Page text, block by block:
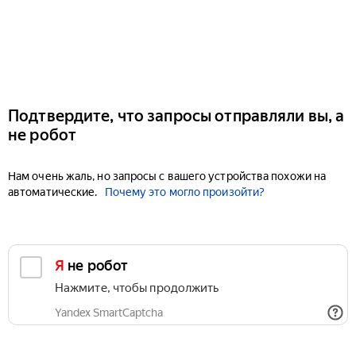
Подтвердите, что запросы отправляли вы, а
не робот
Нам очень жаль, но запросы с вашего устройства похожи на
автоматические.
Почему это могло произойти?
Я не робот
Нажмите, чтобы продолжить
Yandex SmartCaptcha